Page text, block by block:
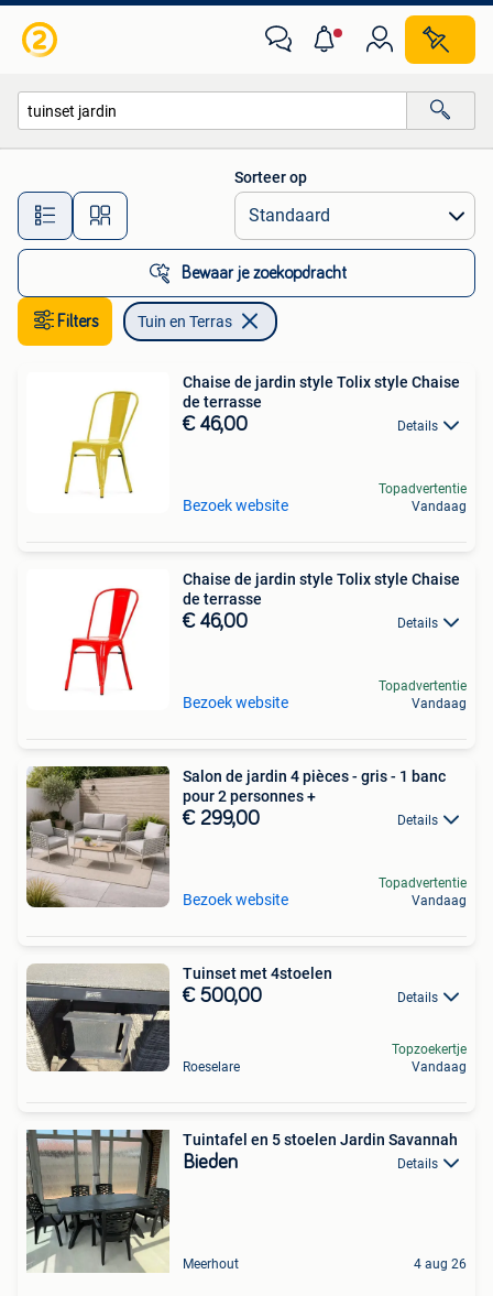
Alle afstanden…
Sorteer op
Bewaar je zoekopdracht
Filters Tuin en Terras
Chaise de jardin style Tolix style Chaise
de terrasse
€ 46,00 Details
Bezoek website
Topadvertentie
Vandaag
Chaise de jardin style Tolix style Chaise
de terrasse
€ 46,00 Details
Bezoek website
Topadvertentie
Vandaag
Salon de jardin 4 pièces - gris - 1 banc
pour 2 personnes +
€ 299,00 Details
Bezoek website
Topadvertentie
Vandaag
Tuinset met 4stoelen
€ 500,00 Details
Roeselare
Topzoekertje
Vandaag
Tuintafel en 5 stoelen Jardin Savannah
Bieden Details
Meerhout 4 aug 26